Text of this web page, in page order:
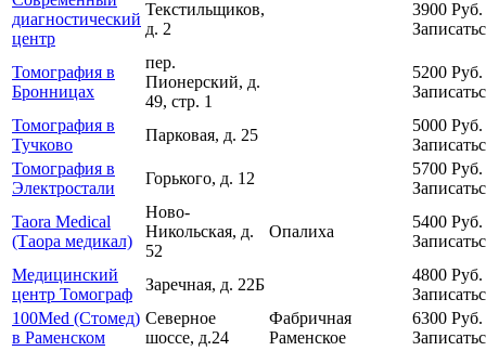
диагностический
центр
Текстильщиков,
д. 2
3900 Руб.
Томография в
Бронницах
пер.
Пионерский, д.
49, стр. 1
5200 Руб.
Томография в
Тучково
Парковая, д. 25
5000 Руб.
Томография в
Электростали
Горького, д. 12
5700 Руб.
Taora Medical
(Таора медикал)
Ново-
Никольская, д.
52
Опалиха
5400 Руб.
Медицинский
центр Томограф
Заречная, д. 22Б
4800 Руб.
100Med (Стомед)
в Раменском
Северное
шоссе, д.24
Фабричная
Раменское
6300 Руб.